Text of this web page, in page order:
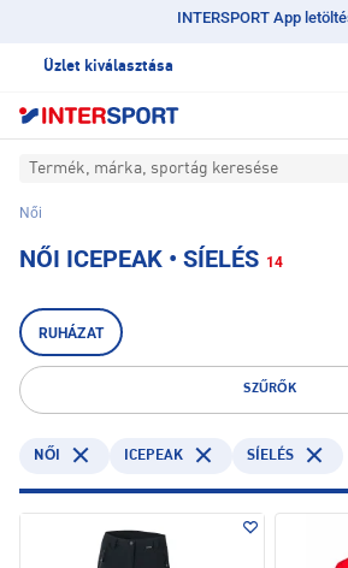
INTERSPORT App
Üzlet kiválasztása
Termék, márka, sportág keresése
Női
NŐI ICEPEAK • SÍELÉS 14
RUHÁZAT
SZŰRŐK
NŐI ICEPEAK SÍELÉS